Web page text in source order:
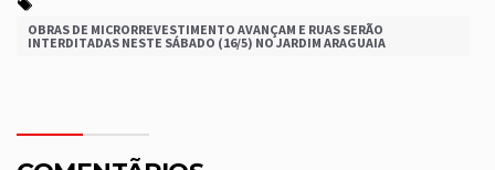
OBRAS DE MICRORREVESTIMENTO AVANÇAM E RUAS SERÃO
INTERDITADAS NESTE SÁBADO (16/5) NO JARDIM ARAGUAIA